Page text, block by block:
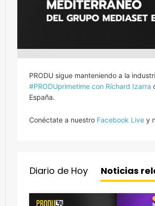
PRODU sigue manteniendo a la
#PRODUprimetime con Ríchard Izarra
España.
Conéctate a nuestro Facebook Live y
Diario de Hoy Noticias